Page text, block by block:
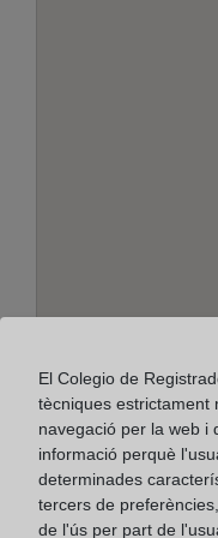
Adreça:
Josep Llança, 1-7,
Horario:
De lunes a
El Colegio de
tècniques estrictament
navegació per la web i
informació perquè
determinades
tercers de
de l'ús per part de